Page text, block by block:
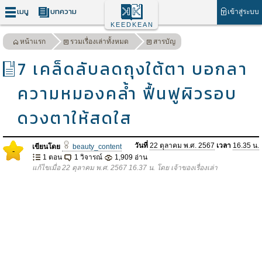
เมนู บทความ เข้าสู่ระบบ
KEEDKEAN
หน้าแรก รวมเรื่องเล่าทั้งหมด สารบัญ
7 เคล็ดลับลดถุงใต้ตา บอกลา
ความหมองคล้ำ ฟื้นฟูผิวรอบ
ดวงตาให้สดใส
- เขียนโดย beauty_content วันที่ 22 ตุลาคม พ.ศ. 2567 เวลา 16.35 น.
1 ตอน
1 วิจารณ์
1,909 อ่าน
แก้ไขเมื่อ 22 ตุลาคม พ.ศ. 2567 16.37 น. โดย เจ้าของเรื่องเล่า